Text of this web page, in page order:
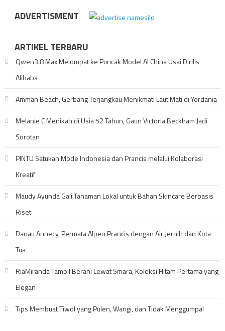
ADVERTISMENT
ARTIKEL TERBARU
Qwen3.8 Max Melompat ke Puncak Model AI China Usai Dirilis
Alibaba
Amman Beach, Gerbang Terjangkau Menikmati Laut Mati di Yordania
Melanie C Menikah di Usia 52 Tahun, Gaun Victoria Beckham Jadi
Sorotan
PINTU Satukan Mode Indonesia dan Prancis melalui Kolaborasi
Kreatif
Maudy Ayunda Gali Tanaman Lokal untuk Bahan Skincare Berbasis
Riset
Danau Annecy, Permata Alpen Prancis dengan Air Jernih dan Kota
Tua
RiaMiranda Tampil Berani Lewat Smara, Koleksi Hitam Pertama yang
Elegan
Tips Membuat Tiwol yang Pulen, Wangi, dan Tidak Menggumpal